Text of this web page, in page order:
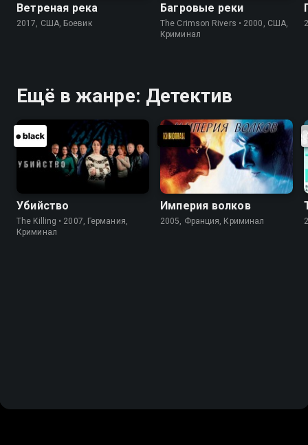
Ветреная река
2017, США, Боевик
Багровые реки
The Crimson Rivers • 2000, США,
Криминал
Ещё в жанре: Детектив
Убийство
The Killing • 2007, Германия,
Криминал
Империя волков
2005, Франция, Криминал